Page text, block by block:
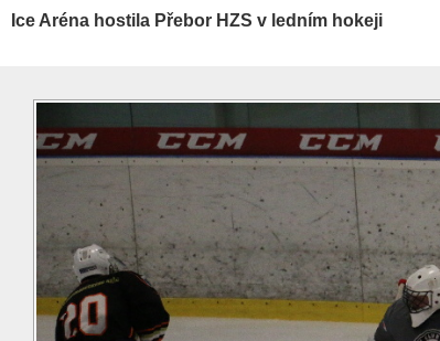
Ice Aréna hostila Přebor HZS v ledním hokeji